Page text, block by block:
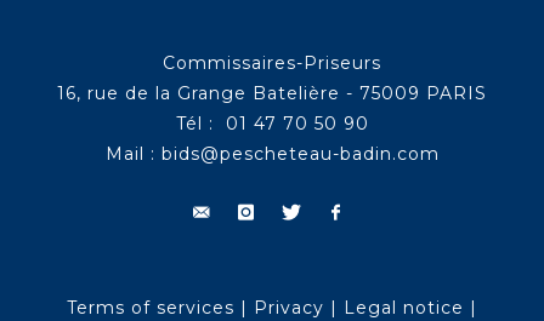
Commissaires-Priseurs
16, rue de la Grange Batelière - 75009 PARIS
Tél : 01 47 70 50 90
Mail : bids@pescheteau-badin.com
Terms of services | Privacy | Legal notice |